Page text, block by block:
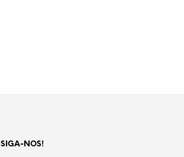
SIGA-NOS!